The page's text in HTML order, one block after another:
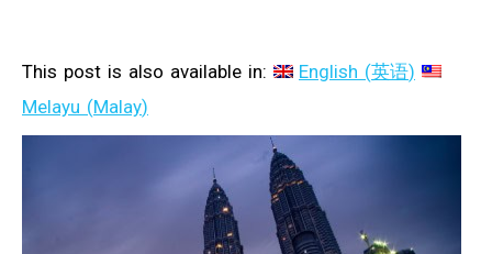
This post is also available in: English (英语)
Melayu (Malay)